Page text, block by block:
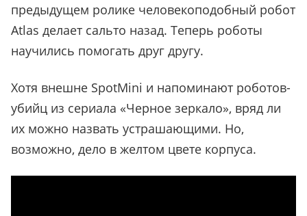
предыдущем ролике человекоподобный робот
Atlas делает сальто назад. Теперь роботы
научились помогать друг другу.
Хотя внешне SpotMini и напоминают роботов-
убийц из сериала «Черное зеркало», вряд ли
их можно назвать устрашающими. Но,
возможно, дело в желтом цвете корпуса.